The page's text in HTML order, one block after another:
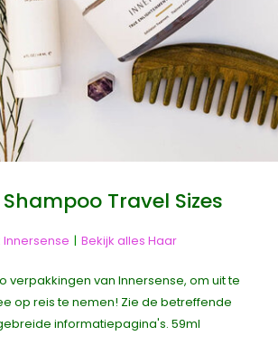
Travel Sizes
Innersense Bekijk alles Haar
verpakkingen van Innersense, om uit te
op reis te nemen! Zie de betreffende
informatiepagina's. 59ml